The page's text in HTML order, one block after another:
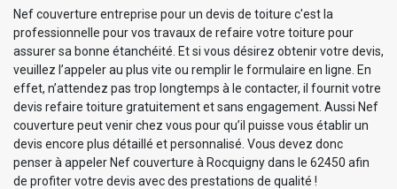
Nef couverture entreprise pour un devis de toiture c'est la
professionnelle pour vos travaux de refaire votre toiture pour
assurer sa bonne étanchéité. Et si vous désirez obtenir votre devis,
veuillez l’appeler au plus vite ou remplir le formulaire en ligne. En
effet, n’attendez pas trop longtemps à le contacter, il fournit votre
devis refaire toiture gratuitement et sans engagement. Aussi Nef
couverture peut venir chez vous pour qu’il puisse vous établir un
devis encore plus détaillé et personnalisé. Vous devez donc
penser à appeler Nef couverture à Rocquigny dans le 62450 afin
de profiter votre devis avec des prestations de qualité !